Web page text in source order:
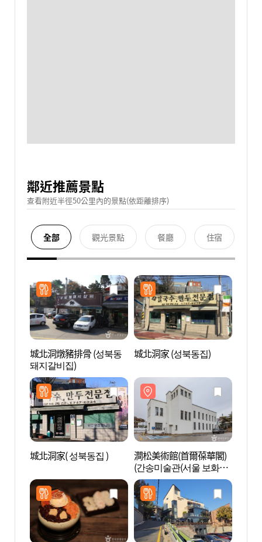
鄰近推薦景點
查看附近半徑50公里內的景點(依距離排序)
全部 觀光景點 餐廳 住宿
城北洞燉豬排骨 (성북동
돼지갈비집)
城北洞家 (성북동집)
城北洞家( 성북동집 )
澗松美術館(首爾葆華閣)
(간송미술관(서울 보화
각))